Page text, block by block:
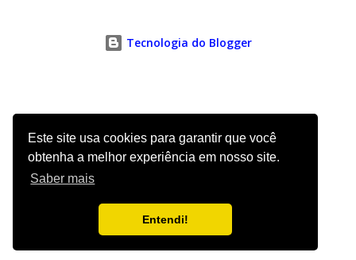
Este site usa cookies para garantir que você
obtenha a melhor experiência em nosso site.
Saber mais
Entendi!
Tecnologia do Blogger